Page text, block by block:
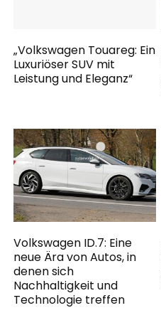
„Volkswagen Touareg: Ein
Luxuriöser SUV mit
Leistung und Eleganz“
Volkswagen ID.7: Eine
neue Ära von Autos, in
denen sich
Nachhaltigkeit und
Technologie treffen